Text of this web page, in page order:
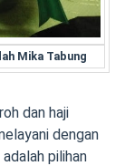
Mika Tabung
dan haji
dengan
pilihan